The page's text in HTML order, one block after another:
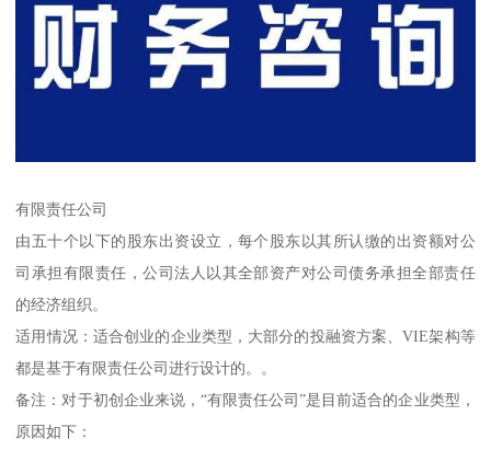
有限责任公司
由五十个以下的股东出资设立，每个股东以其所认缴的出资额对公
司承担有限责任，公司法人以其全部资产对公司债务承担全部责任
的经济组织。
适用情况：适合创业的企业类型，大部分的投融资方案、VIE架构等
都是基于有限责任公司进行设计的。。
备注：对于初创企业来说，“有限责任公司”是目前适合的企业类型，
原因如下：